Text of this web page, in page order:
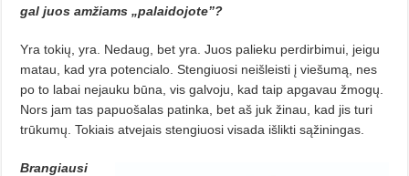
gal juos amžiams „palaidojote”?
Yra tokių, yra. Nedaug, bet yra. Juos palieku perdirbimui, jeigu
matau, kad yra potencialo. Stengiuosi neišleisti į viešumą, nes
po to labai nejauku būna, vis galvoju, kad taip apgavau žmogų.
Nors jam tas papuošalas patinka, bet aš juk žinau, kad jis turi
trūkumų. Tokiais atvejais stengiuosi visada išlikti sąžiningas.
Brangiausi